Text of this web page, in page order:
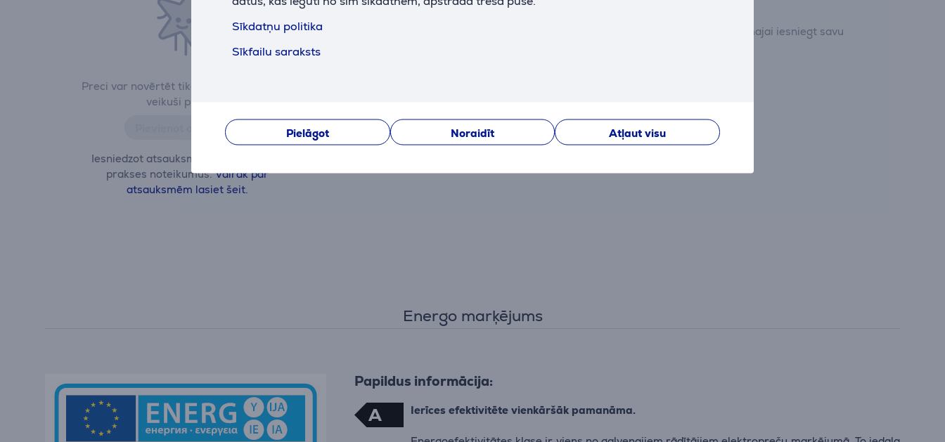
Sīkdatņu politika
Sīkfailu saraksts
Pielāgot Noraidīt Atļaut visu
Preci var novērtēt tikai tie lietotāji, kuri ir
veikuši pirkumu.
Pievienot atsauksmi
Iesniedzot atsauksmi, ievērojiet labās
prakses noteikumus.Vairāk par
atsauksmēm lasiet šeit.
Pēc pirkuma veikšanas Jums būs iespēja dot savu ieguldījumu un pirmajam/pirmajai iesniegt savu
Energo marķējums
Papildus informācija:
A Ierīces efektivitēte vienkāršāk pamanāma.